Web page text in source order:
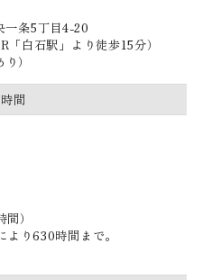
一条5丁目4-20
「白石駅」より徒歩15分）
）
間
）
り630時間まで。